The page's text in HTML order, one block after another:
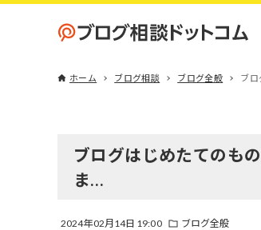
ホーム ブログ相談 ブログ全般 ブロ
ブログはじめたてのも
ま…
2024年02月14日 19:00 ブログ全般